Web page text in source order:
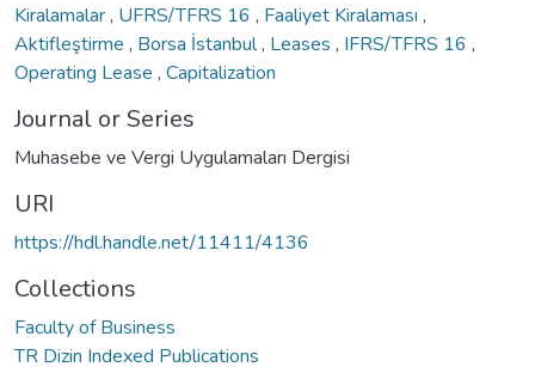
Kiralamalar, UFRS/TFRS 16 , Faaliyet Kiralaması ,
Aktifleştirme , Borsa İstanbul, Leases , IFRS/TFRS 16 ,
Operating Lease , Capitalization
Journal or Series
Muhasebe ve Vergi Uygulamaları Dergisi
URI
https://hdl.handle.net/11411/4136
Collections
Faculty of Business
TR Dizin Indexed Publications